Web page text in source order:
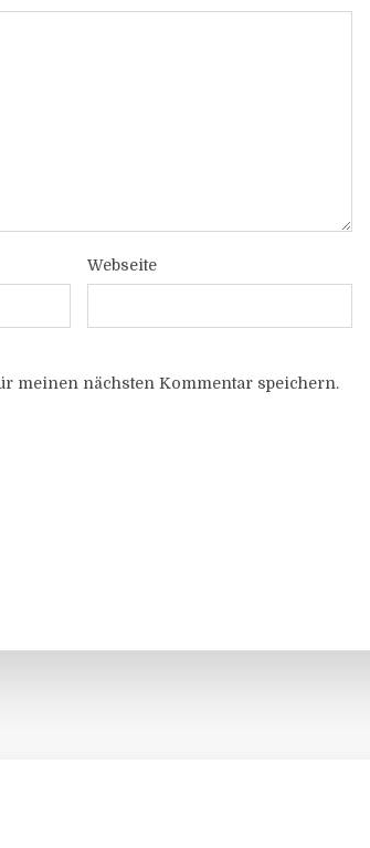
Webseite
meinen nächsten Kommentar speichern.